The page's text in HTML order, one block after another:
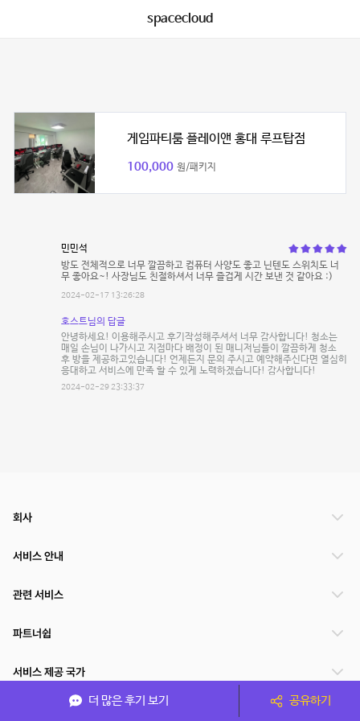
spacecloud
게임파티룸 플레이앤 홍대 루프탑점
100,000 원/패키지
민민석
방도 전체적으로 너무 깔끔하고 컴퓨터 사양도 좋고 닌텐도 스위치도 너
무 좋아요~! 사장님도 친절하셔서 너무 즐겁게 시간 보낸 것 같아요 :)
2024-02-17 13:26:28
호스트님의 답글
안녕하세요! 이용해주시고 후기작성해주셔서 너무 감사합니다! 청소는
매일 손님이 나가시고 지점마다 배정이 된 매니저님들이 깔끔하게 청소
후 방을 제공하고있습니다! 언제든지 문의 주시고 예약해주신다면 열심히
응대하고 서비스에 만족 할 수 있게 노력하겠습니다! 감사합니다!
2024-02-29 23:33:37
더 많은 후기 보기 공유하기
회사
서비스 안내
관련 서비스
파트너쉽
서비스 제공 국가